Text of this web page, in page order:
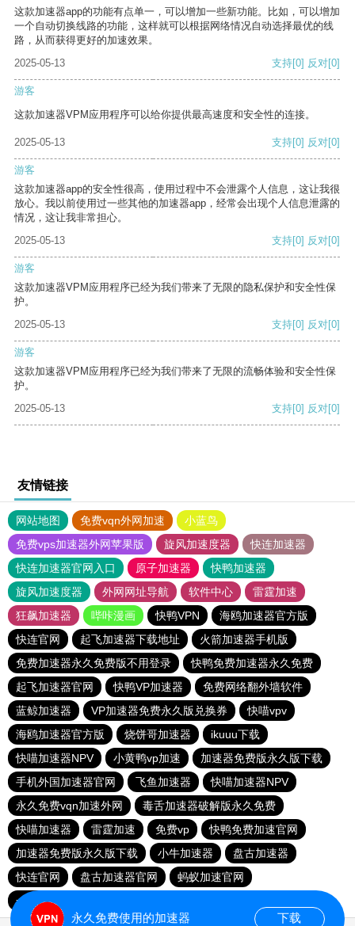
这款加速器app的功能有点单一，可以增加一些新功能。比如，可以增加
一个自动切换线路的功能，这样就可以根据网络情况自动选择最优的线
路，从而获得更好的加速效果。
2025-05-13
支持[0] 反对[0]
游客
这款加速器VPM应用程序可以给你提供最高速度和安全性的连接。
2025-05-13 支持[0] 反对[0]
游客
这款加速器app的安全性很高，使用过程中不会泄露个人信息，这让我很
放心。我以前使用过一些其他的加速器app，经常会出现个人信息泄露的
情况，这让我非常担心。
2025-05-13
支持[0] 反对[0]
游客
这款加速器VPM应用程序已经为我们带来了无限的隐私保护和安全性保
护。
2025-05-13
支持[0] 反对[0]
游客
这款加速器VPM应用程序已经为我们带来了无限的流畅体验和安全性保
护。
2025-05-13
支持[0] 反对[0]
友情链接
网站地图 免费vqn外网加速
小蓝鸟
免费vps加速器外网苹果版
旋风加速度器
快连加速器
快连加速器官网入口
原子加速器
快鸭加速器
旋风加速度器
外网网址导航 软件中心
雷霆加速
狂飙加速器
哔咔漫画 快鸭VPN
海鸥加速器官方版
快连官网
起飞加速器下载地址
火箭加速器手机版
免费加速器永久免费版不用登录
快鸭免费加速器永久免费
起飞加速器官网
快鸭VP加速器
免费网络翻外墙软件
蓝鲸加速器
VP加速器免费永久版兑换券
快喵vpv
海鸥加速器官方版
烧饼哥加速器
ikuuu下载
快喵加速器NPV
小黄鸭vp加速
加速器免费版永久版下载
手机外国加速器官网
飞鱼加速器
快喵加速器NPV
永久免费vqn加速外网
毒舌加速器破解版永久免费
快喵加速器
雷霆加速 免费vp
快鸭免费加速官网
加速器免费版永久版下载
小牛加速器
盘古加速器
快连官网
盘古加速器官网
蚂蚁加速官网
一元机场. com
永久免费使用的加速器 下载